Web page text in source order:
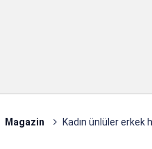
Magazin Kadın ünlüler erkek